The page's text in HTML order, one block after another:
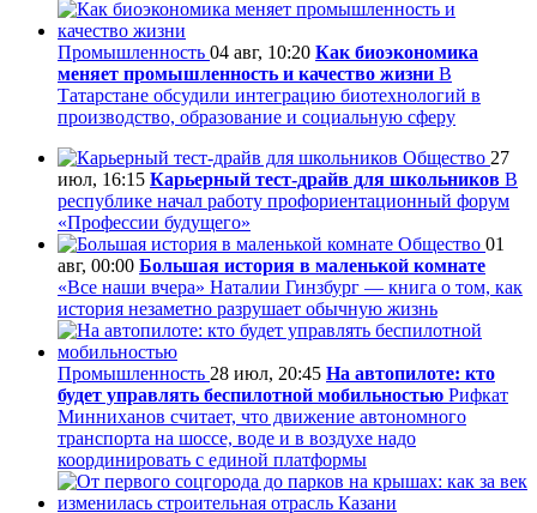
Промышленность 04 авг, 10:20 Как биоэкономика
меняет промышленность и качество жизни В
Татарстане обсудили интеграцию биотехнологий в
производство, образование и социальную сферу
Общество 27
июл, 16:15 Карьерный тест-драйв для школьников В
республике начал работу профориентационный форум
«Профессии будущего»
Общество 01
авг, 00:00 Большая история в маленькой комнате
«Все наши вчера» Наталии Гинзбург — книга о том, как
история незаметно разрушает обычную жизнь
Промышленность 28 июл, 20:45 На автопилоте: кто
будет управлять беспилотной мобильностью Рифкат
Минниханов считает, что движение автономного
транспорта на шоссе, воде и в воздухе надо
координировать с единой платформы